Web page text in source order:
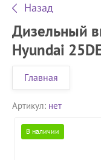
Назад
Дизельный
Hyundai
Главная
Артикул: нет
В наличии